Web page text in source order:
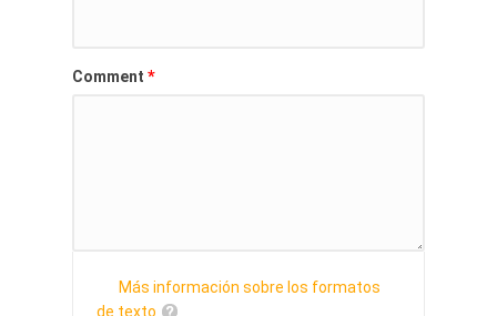
Comment *
Más información sobre los formatos
de texto